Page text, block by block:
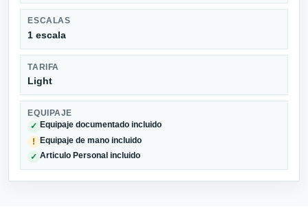
ESCALAS
1 escala
TARIFA
Light
EQUIPAJE
✓ Equipaje documentado incluido
! Equipaje de mano incluido
✓ Articulo Personal incluido